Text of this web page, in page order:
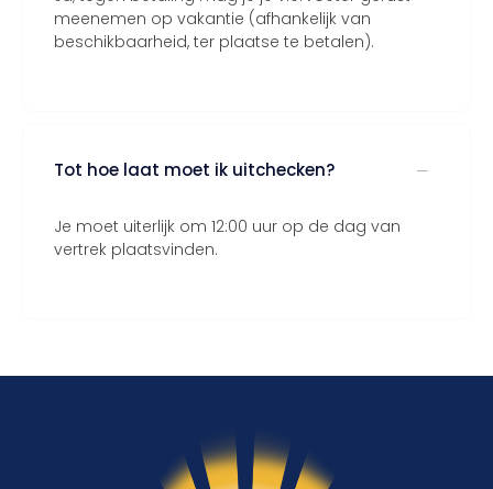
meenemen op vakantie (afhankelijk van
beschikbaarheid, ter plaatse te betalen).
Tot hoe laat moet ik uitchecken?
Je moet uiterlijk om 12:00 uur op de dag van
vertrek plaatsvinden.